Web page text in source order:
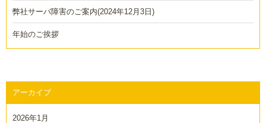
弊社サーバ障害のご案内(2024年12月3日)
年始のご挨拶
アーカイブ
2026年1月